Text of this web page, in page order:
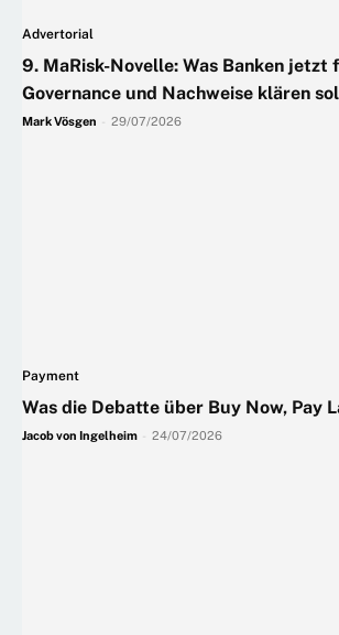
Advertorial
9. MaRisk-Novelle: Was Banken jetzt
Governance und Nachweise klären
Mark Vösgen 29/07/2026
Payment
Was die Debatte über Buy Now, Pay
Jacob von Ingelheim 24/07/2026